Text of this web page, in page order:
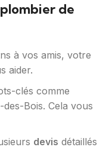
de
à vos amis, votre
aider.
clés comme
Bois. Cela vous
devis détaillés